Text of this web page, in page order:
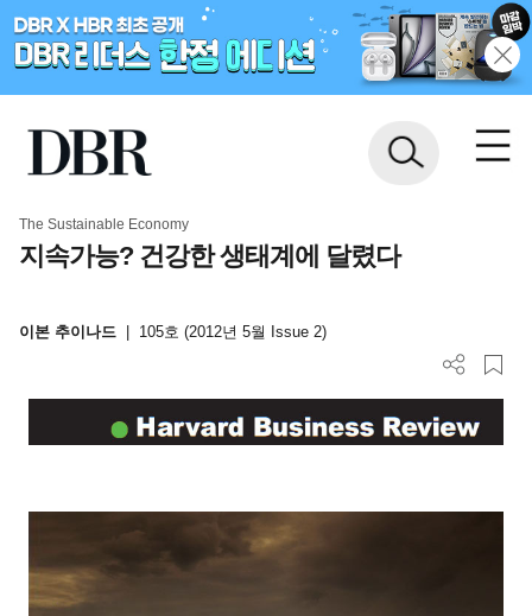
The Sustainable Economy
지속가능? 건강한 생태계에 달렸다
이본 추이나드 105호 (2012년 5월 Issue 2)